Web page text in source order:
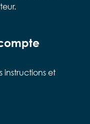
instructions et